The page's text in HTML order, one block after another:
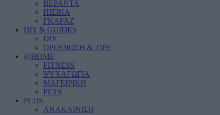
ΒΕΡΑΝΤΑ
ΠΙΣΙΝΑ
ΓΚΑΡΑΖ
DIY & GUIDES
DIY
ΟΡΓΑΝΩΣΗ & TIPS
@HOME
FITNESS
ΨΥΧΑΓΩΓΙΑ
ΜΑΓΕΙΡΙΚΗ
PETS
PLUS
ΑΝΑΚΑΙΝΙΣΗ